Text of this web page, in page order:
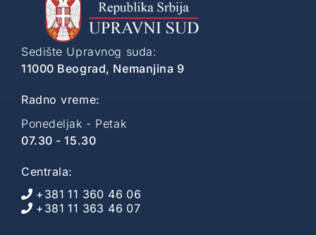
Sedište Upravnog suda:
11000 Beograd, Nemanjina 9
Radno vreme:
Ponedeljak - Petak
07.30 - 15.30
Centrala:
+381 11 360 46 06
+381 11 363 46 07